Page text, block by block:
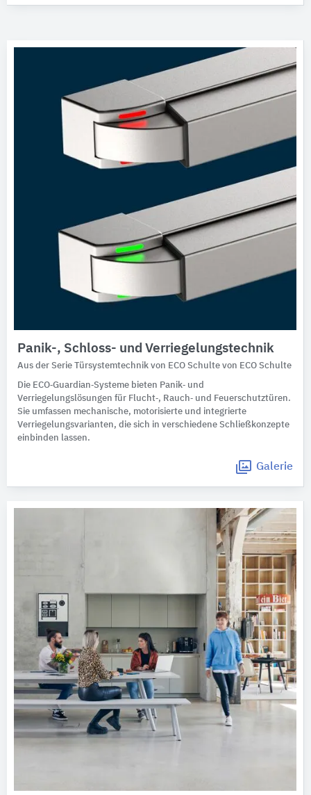
Panik-, Schloss- und Verriegelungstechnik
Aus der Serie Türsystemtechnik von ECO Schulte von ECO Schulte
Die ECO‑Guardian‑Systeme bieten Panik‑ und
Verriegelungslösungen für Flucht‑, Rauch‑ und Feuerschutztüren.
Sie umfassen mechanische, motorisierte und integrierte
Verriegelungsvarianten, die sich in verschiedene Schließkonzepte
einbinden lassen.
Galerie